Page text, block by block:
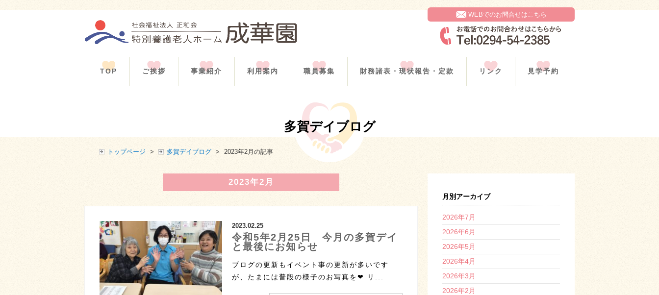
WEBでのお問合せはこちら
TOP ご挨拶 事業紹介 利用案内 職員募集 財務諸表・現状報告・定款 リンク 見学予約
多賀デイブログ
トップページ > 多賀デイブログ > 2023年2月の記事
2023年2月
2023.02.25
令和5年2月25日 今月の多賀デイ
と最後にお知らせ
ブログの更新もイベント事の更新が多いです
が、たまには普段の様子のお写真を❤ リ...
月別アーカイブ
2026年7月
2026年6月
2026年5月
2026年4月
2026年3月
2026年2月